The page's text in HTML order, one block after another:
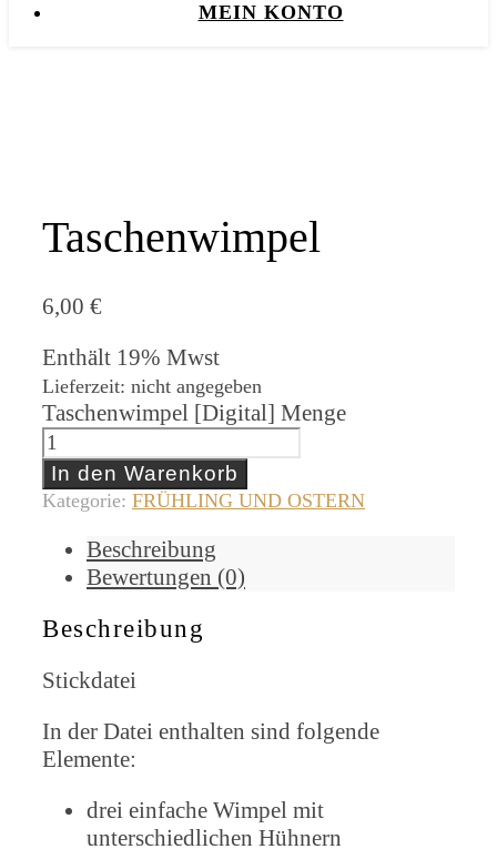
MEIN KONTO
Taschenwimpel
6,00 €
Enthält 19% Mwst
Lieferzeit: nicht angegeben
Taschenwimpel [Digital] Menge
In den Warenkorb
Kategorie: FRÜHLING UND OSTERN
Beschreibung
Bewertungen (0)
Beschreibung
Stickdatei
In der Datei enthalten sind folgende
Elemente:
drei einfache Wimpel mit
unterschiedlichen Hühnern